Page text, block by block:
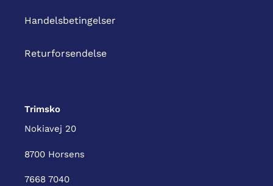
Handelsbetingelser
Returforsendelse
Trimsko
Nokiavej 20
8700 Horsens
7668 7040